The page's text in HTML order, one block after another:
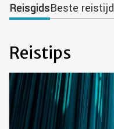
ReisgidsBeste reistijd
Reistips